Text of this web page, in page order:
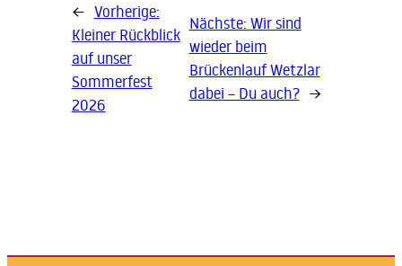
← Vorherige:
Kleiner Rückblick
auf unser
Sommerfest
2026
Nächste: Wir sind
wieder beim
Brückenlauf Wetzlar
dabei – Du auch? →